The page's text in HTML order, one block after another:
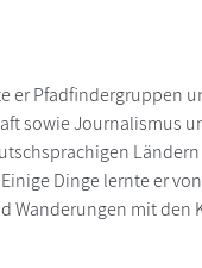
er Pfadfindergruppen
sowie Journalismus
Dinge lernte er
Wanderungen mit den